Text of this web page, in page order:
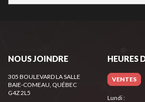
NOUS JOINDRE
305 BOULEVARD LA SALLE
BAIE-COMEAU, QUÉBEC
G4Z 2L5
HEURES
VENTES
Lundi: